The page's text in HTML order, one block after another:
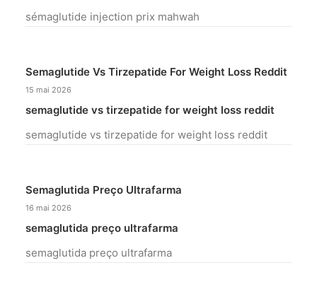
sémaglutide injection prix mahwah
Semaglutide Vs Tirzepatide For Weight Loss Reddit
15 mai 2026
semaglutide vs tirzepatide for weight loss reddit
semaglutide vs tirzepatide for weight loss reddit
Semaglutida Preço Ultrafarma
16 mai 2026
semaglutida preço ultrafarma
semaglutida preço ultrafarma